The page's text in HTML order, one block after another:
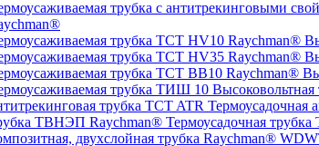
Термоусадочная
Термоусадочная